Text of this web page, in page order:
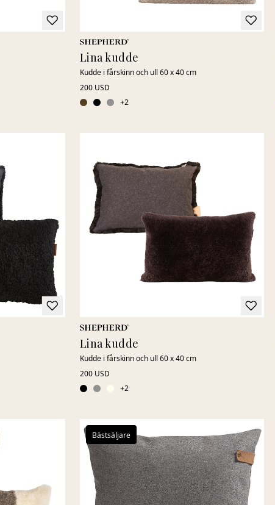
Lina kudde
Kudde i fårskinn och ull 60 x 40 cm
200 USD
+2
Lina kudde
Kudde i fårskinn och ull 60 x 40 cm
200 USD
+2
Bästsäljare